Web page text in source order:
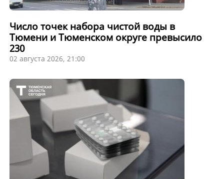
Число точек набора чистой воды в
Тюмени и Тюменском округе превысило
230
02 августа 2026, 21:00